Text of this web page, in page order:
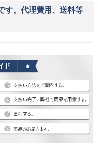
す。代理費用、送料等